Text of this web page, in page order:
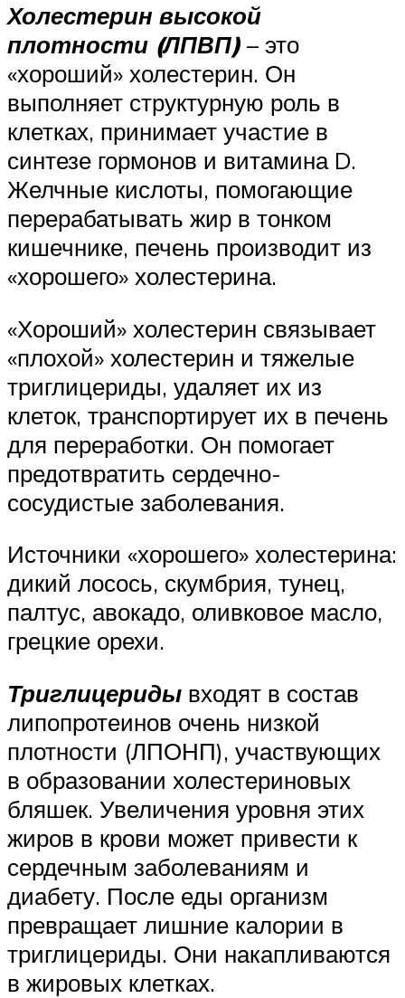
Холестерин высокой
плотности (ЛПВП) – это
«хороший» холестерин. Он
выполняет структурную роль в
клетках, принимает участие в
синтезе гормонов и витамина D.
Желчные кислоты, помогающие
перерабатывать жир в тонком
кишечнике, печень производит из
«хорошего» холестерина.
«Хороший» холестерин связывает
«плохой» холестерин и тяжелые
триглицериды, удаляет их из
клеток, транспортирует их в печень
для переработки. Он помогает
предотвратить сердечно-
сосудистые заболевания.
Источники «хорошего» холестерина:
дикий лосось, скумбрия, тунец,
палтус, авокадо, оливковое масло,
грецкие орехи.
Триглицериды входят в состав
липопротеинов очень низкой
плотности (ЛПОНП), участвующих
в образовании холестериновых
бляшек. Увеличения уровня этих
жиров в крови может привести к
сердечным заболеваниям и
диабету. После еды организм
превращает лишние калории в
триглицериды. Они накапливаются
в жировых клетках.